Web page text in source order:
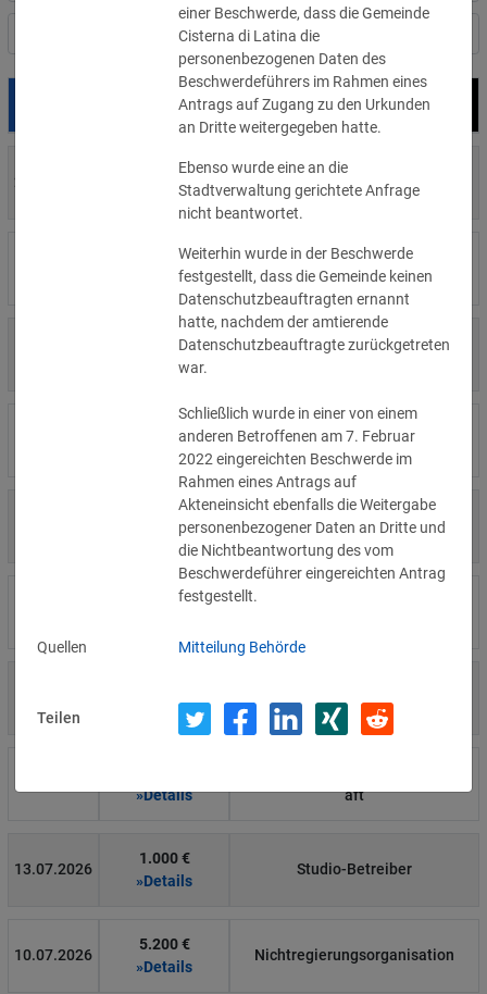
Nach Land filtern
Bußgeld Empfänger
29.07.2026
700 €
»Details
Privatperson
1.715.600 €
»Details
Wind Tre
6.358 €
»Details
Privatperson
»Details
Wirtschaftsprüfungsgesellschaft
4.000 €
»Details
Η Μάθηση
15.000 €
»Details
»Details
aft
13.07.2026
1.000 €
»Details
Studio-Betreiber
10.07.2026
5.200 €
»Details
Nichtregierungsorganisation
einer Beschwerde, dass die Gemeinde
Cisterna di Latina die
personenbezogenen Daten des
Beschwerdeführers im Rahmen eines
Antrags auf Zugang zu den Urkunden
an Dritte weitergegeben hatte.
Ebenso wurde eine an die
Stadtverwaltung gerichtete Anfrage
nicht beantwortet.
Weiterhin wurde in der Beschwerde
festgestellt, dass die Gemeinde keinen
Datenschutzbeauftragten ernannt
hatte, nachdem der amtierende
Datenschutzbeauftragte zurückgetreten
war.
Schließlich wurde in einer von einem
anderen Betroffenen am 7. Februar
2022 eingereichten Beschwerde im
Rahmen eines Antrags auf
Akteneinsicht ebenfalls die Weitergabe
personenbezogener Daten an Dritte und
die Nichtbeantwortung des vom
Beschwerdeführer eingereichten Antrag
festgestellt.
Quellen Mitteilung Behörde
Teilen